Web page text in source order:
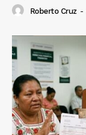
Roberto Cruz -